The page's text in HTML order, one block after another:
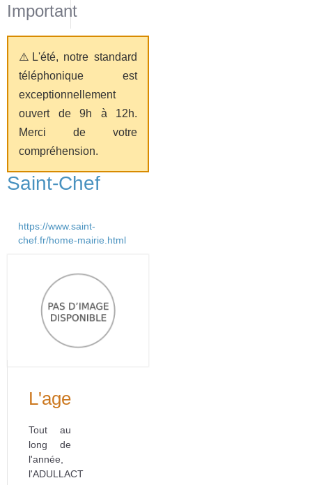
Important
⚠️L'été, notre standard
téléphonique est
exceptionnellement
ouvert de 9h à 12h.
Merci de votre
compréhension.
Saint-Chef
https://www.saint-
chef.fr/home-mairie.html
L'agenda
Tout au
long de
l'année,
l'ADULLACT